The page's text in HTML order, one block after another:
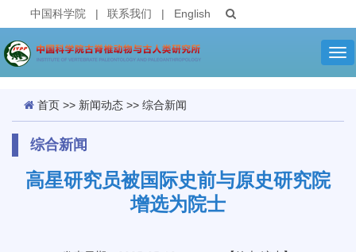
中国科学院 | 联系我们 | English
首页 >> 新闻动态 >> 综合新闻
综合新闻
高星研究员被国际史前与原史研究院
增选为院士